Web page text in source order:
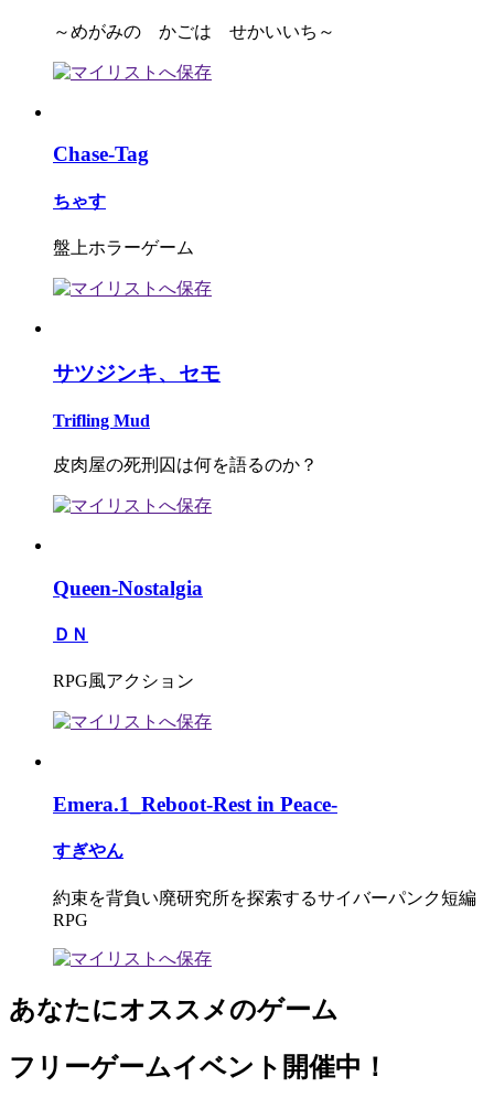
～めがみの かごは せかいいち～
Chase-Tag
ちゃす
盤上ホラーゲーム
サツジンキ、セモ
Trifling Mud
皮肉屋の死刑囚は何を語るのか？
Queen-Nostalgia
ＤＮ
RPG風アクション
Emera.1_Reboot-Rest in Peace-
すぎやん
約束を背負い廃研究所を探索するサイバーパンク短編
RPG
あなたにオススメのゲーム
フリーゲームイベント開催中！